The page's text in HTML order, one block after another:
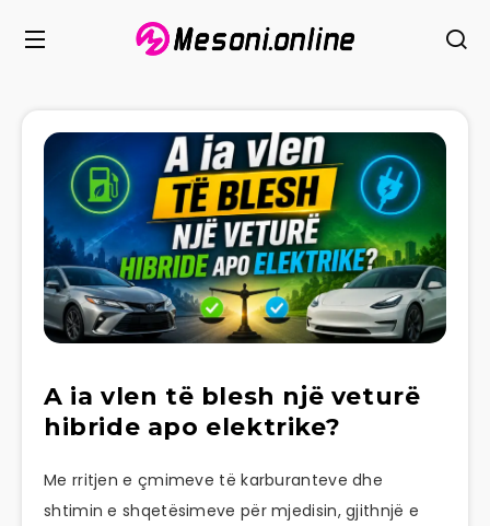
A ia vlen të blesh një veturë
hibride apo elektrike?
Me rritjen e çmimeve të karburanteve dhe
shtimin e shqetësimeve për mjedisin, gjithnjë e